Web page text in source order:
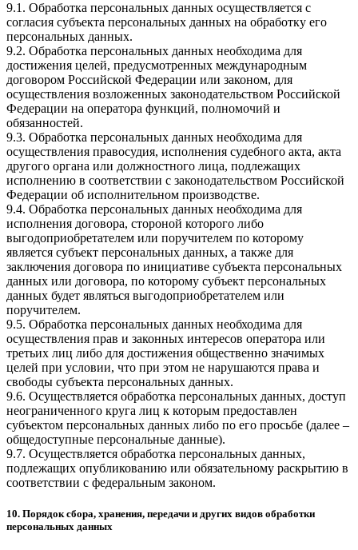
9.1. Обработка персональных данных осуществляется с
согласия субъекта персональных данных на обработку его
персональных данных.
9.2. Обработка персональных данных необходима для
достижения целей, предусмотренных международным
договором Российской Федерации или законом, для
осуществления возложенных законодательством Российской
Федерации на оператора функций, полномочий и
обязанностей.
9.3. Обработка персональных данных необходима для
осуществления правосудия, исполнения судебного акта, акта
другого органа или должностного лица, подлежащих
исполнению в соответствии с законодательством Российской
Федерации об исполнительном производстве.
9.4. Обработка персональных данных необходима для
исполнения договора, стороной которого либо
выгодоприобретателем или поручителем по которому
является субъект персональных данных, а также для
заключения договора по инициативе субъекта персональных
данных или договора, по которому субъект персональных
данных будет являться выгодоприобретателем или
поручителем.
9.5. Обработка персональных данных необходима для
осуществления прав и законных интересов оператора или
третьих лиц либо для достижения общественно значимых
целей при условии, что при этом не нарушаются права и
свободы субъекта персональных данных.
9.6. Осуществляется обработка персональных данных, доступ
неограниченного круга лиц к которым предоставлен
субъектом персональных данных либо по его просьбе (далее –
общедоступные персональные данные).
9.7. Осуществляется обработка персональных данных,
подлежащих опубликованию или обязательному раскрытию в
соответствии с федеральным законом.
10. Порядок сбора, хранения, передачи и других видов обработки
персональных данных